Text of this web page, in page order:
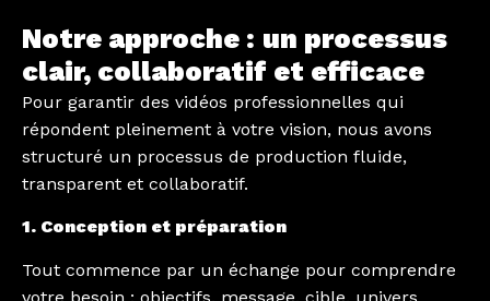
Notre approche : un processus
clair, collaboratif et efficace
Pour garantir des vidéos professionnelles qui
répondent pleinement à votre vision, nous avons
structuré un processus de production fluide,
transparent et collaboratif.
1. Conception et préparation
Tout commence par un échange pour comprendre
votre besoin : objectifs, message, cible, univers